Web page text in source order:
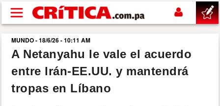
Pasar al contenido principal
buscar
SUCESOS
MUNDO - 18/6/26 - 10:11 AM
A Netanyahu le vale el acuerdo
entre Irán-EE.UU. y mantendrá
tropas en Líbano